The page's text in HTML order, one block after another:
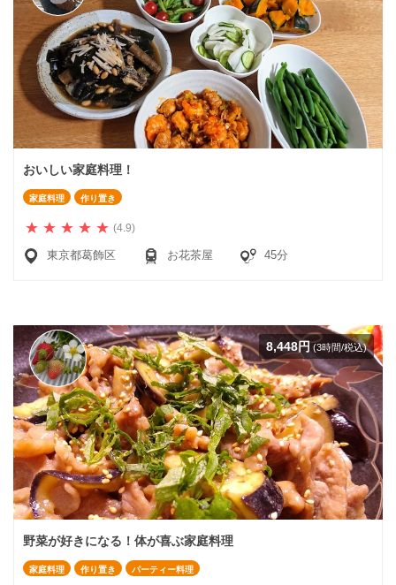
おいしい家庭料理！
家庭料理 作り置き
(4.9)
東京都葛飾区 お花茶屋 45分
8,448円 (3時間/税込)
野菜が好きになる！体が喜ぶ家庭料理
家庭料理 作り置き パーティー料理